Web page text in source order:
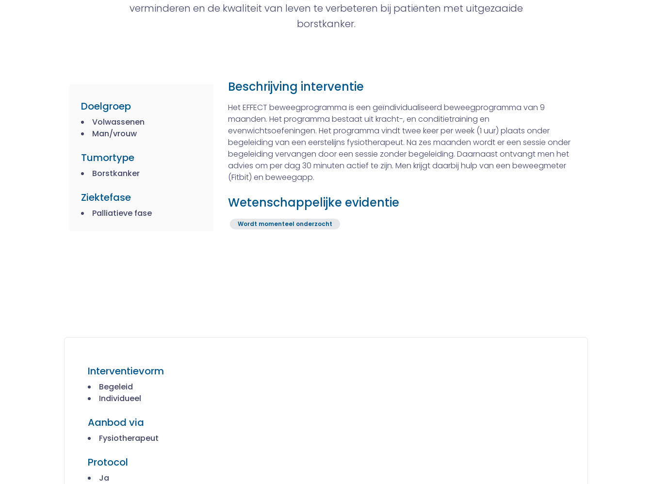
verminderen en de kwaliteit van leven te verbeteren bij patiënten met uitgezaaide
borstkanker.
Doelgroep
Volwassenen
Man/vrouw
Tumortype
Borstkanker
Ziektefase
Palliatieve fase
Beschrijving interventie
Het EFFECT beweegprogramma is een geïndividualiseerd beweegprogramma van 9
maanden. Het programma bestaat uit kracht-, en conditietraining en
evenwichtsoefeningen. Het programma vindt twee keer per week (1 uur) plaats onder
begeleiding van een eerstelijns fysiotherapeut. Na zes maanden wordt er een sessie onder
begeleiding vervangen door een sessie zonder begeleiding. Daarnaast ontvangt men het
advies om per dag 30 minuten actief te zijn. Men krijgt daarbij hulp van een beweegmeter
(Fitbit) en beweegapp.
Wetenschappelijke evidentie
Wordt momenteel onderzocht
Interventievorm
Begeleid
Individueel
Aanbod via
Fysiotherapeut
Protocol
Ja